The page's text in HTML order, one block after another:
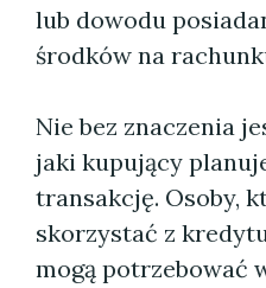
lub dowodu
środków na
Nie bez znaczenia
jaki kupujący
transakcję. Osoby,
skorzystać z
mogą potrzebować